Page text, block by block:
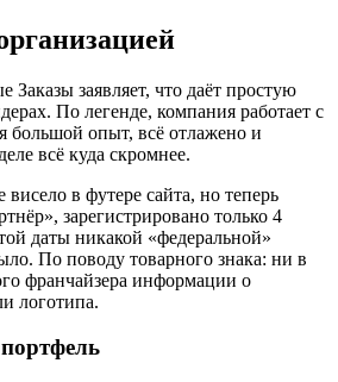
заявляет, что даёт простую
По легенде, компания работает с
большой опыт, всё отлажено и
всё куда скромнее.
в футере сайта, но теперь
зарегистрировано только 4
даты никакой «федеральной»
По поводу товарного знака: ни в
франчайзера информации о
логотипа.